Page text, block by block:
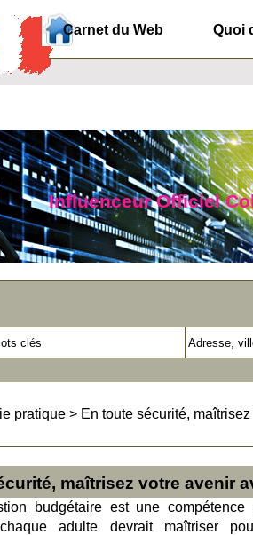
Carnet du Web Quoi
Influenceur Officiel
pratique > En toute sécurité,
maîtrisez votre avenir
budgétaire est une compétence
adulte devrait maîtriser